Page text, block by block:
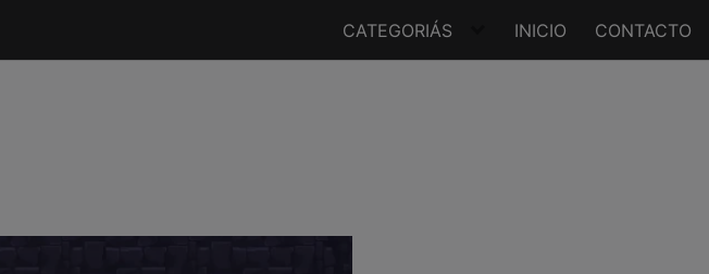
CATEGORIÁS INICIO CONTACTO